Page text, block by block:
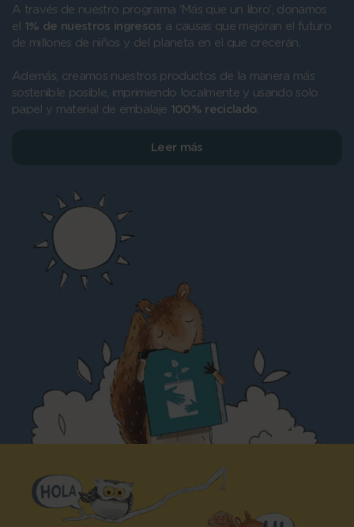
A través de nuestro programa ‘Más que un libro’, donamos
el 1% de nuestros ingresos a causas que mejoran el futuro
de millones de niños y del planeta en el que crecerán.
Además, creamos nuestros productos de la manera más
sostenible posible, imprimiendo localmente y usando solo
papel y material de embalaje 100% reciclado.
Leer más